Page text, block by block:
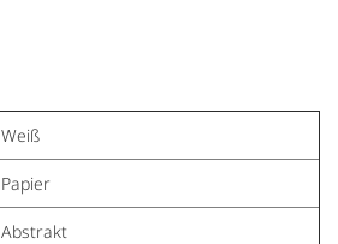
Weiß
Papier
Abstrakt